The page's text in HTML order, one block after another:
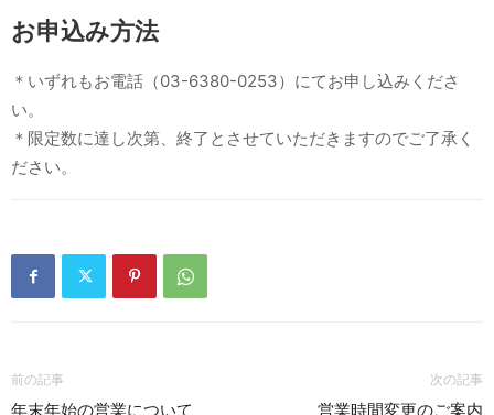
お申込み方法
＊いずれもお電話（03-6380-0253） にてお申し込みくださ
い。
＊限定数に達し次第、 終了とさせていただきますのでご了承く
ださい。
前の記事
年末年始の営業について
次の記事
営業時間変更のご案内